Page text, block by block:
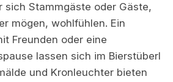
sich Stammgäste oder Gäste,
mögen, wohlfühlen. Ein
Freunden oder eine
lassen sich im Bierstüberl
und Kronleuchter bieten